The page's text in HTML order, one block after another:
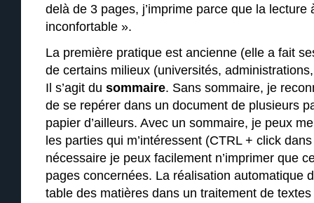
delà de 3 pages, j’imprime parce que la lecture
inconfortable ».
La première pratique est ancienne (elle a fait
de certains milieux (universités,
Il s’agit du sommaire. Sans sommaire, je
de se repérer dans un document de plusieurs
papier d’ailleurs. Avec un sommaire, je peux
les parties qui m’intéressent (CTRL + click
nécessaire je peux facilement n’imprimer que
pages concernées. La réalisation automatique
table des matières dans un traitement de